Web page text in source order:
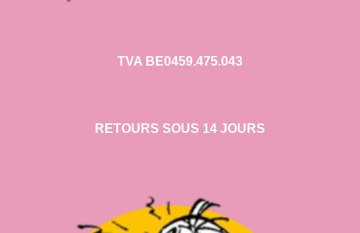
TVA BE0459.475.043
RETOURS SOUS 14 JOURS